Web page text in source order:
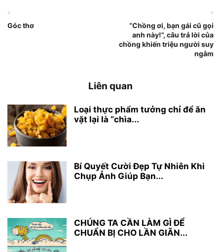
«
Góc thơ
»
“Chồng ơi, bạn gái cũ gọi
anh này!”, câu trả lời của
chồng khiến triệu người suy
ngẫm
Liên quan
Loại thực phẩm tưởng chỉ để ăn
vặt lại là “chìa...
Bí Quyết Cười Đẹp Tự Nhiên Khi
Chụp Ảnh Giúp Bạn...
CHÚNG TA CẦN LÀM GÌ ĐỂ
CHUẨN BỊ CHO LẦN GIÃN...